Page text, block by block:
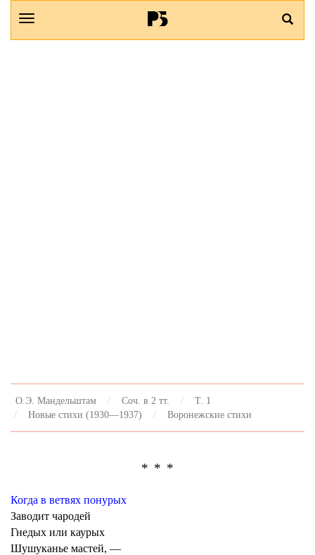
О.Э. Мандельштам Соч. в 2 тт.
Т. 1
Новые стихи (1930—1937)
Воронежские стихи
* * *
Когда в ветвях понурых
Заводит чародей
Гнедых или каурых
Шушуканье мастей, —